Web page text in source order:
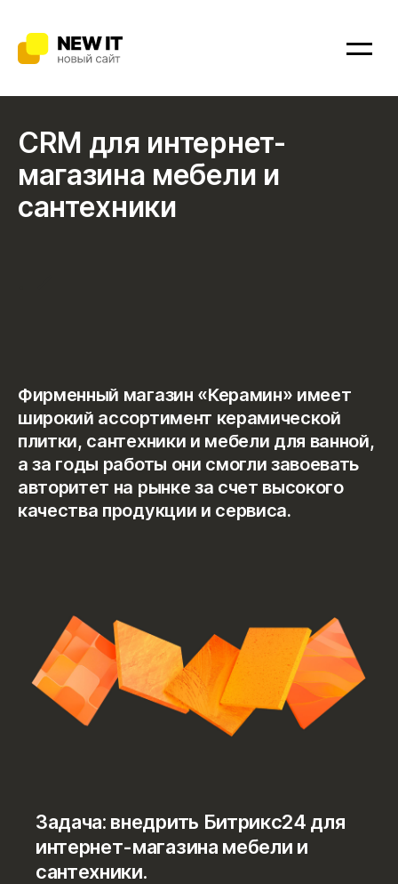
Услуги
Битрикс24.CRM
Хостинг
B2B-сайты
Техподдержка
Интеграция 1С
Главная
CRM для интернет-
магазина мебели и
сантехники
Фирменный магазин «Керамин» имеет
широкий ассортимент керамической
плитки, сантехники и мебели для ванной,
а за годы работы они смогли завоевать
авторитет на рынке за счет высокого
качества продукции и сервиса.
Задача: внедрить Битрикс24 для
интернет-магазина мебели и
сантехники.